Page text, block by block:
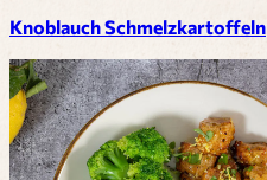
Knoblauch Schmelzkartoffeln